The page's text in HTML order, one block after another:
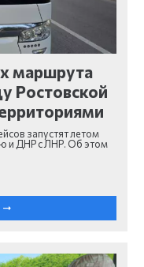
маршрута
Ростовской
запустят летом
и ДНР с ЛНР. Об этом